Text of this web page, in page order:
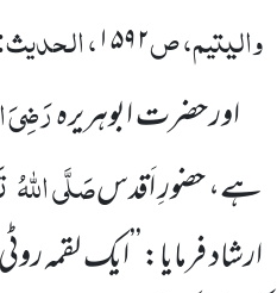
والیتیم، ص۱۵۹۲،
اور حضرت ابوہریرہرَضِیَ
ہے،حضورِ اَقدسصَلَّی اللّٰہُ
ارشاد فرمایا: ’’ایک لقمہ